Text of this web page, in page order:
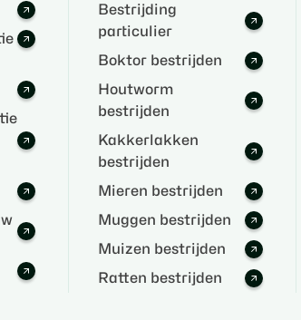
Bestrijding
particulier
Boktor bestrijden
Houtworm
bestrijden
Kakkerlakken
bestrijden
Mieren bestrijden
Muggen bestrijden
Muizen bestrijden
Ratten bestrijden